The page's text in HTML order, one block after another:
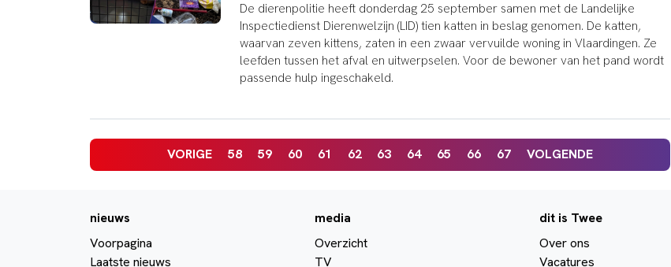
De dierenpolitie heeft donderdag 25 september samen met de Landelijke
Inspectiedienst Dierenwelzijn (LID) tien katten in beslag genomen. De katten,
waarvan zeven kittens, zaten in een zwaar vervuilde woning in Vlaardingen. Ze
leefden tussen het afval en uitwerpselen. Voor de bewoner van het pand wordt
passende hulp ingeschakeld.
VORIGE 58 59 60 61 62 63 64 65 66 67 VOLGENDE
nieuws
Voorpagina
Laatste nieuws
media
Overzicht
TV
dit is Twee
Over ons
Vacatures